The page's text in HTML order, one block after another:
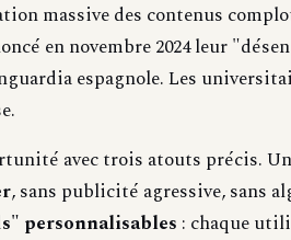
massive des contenus
en novembre 2024 leur
espagnole. Les
avec trois atouts précis.
, sans publicité agressive, sans
personnalisables : chaque